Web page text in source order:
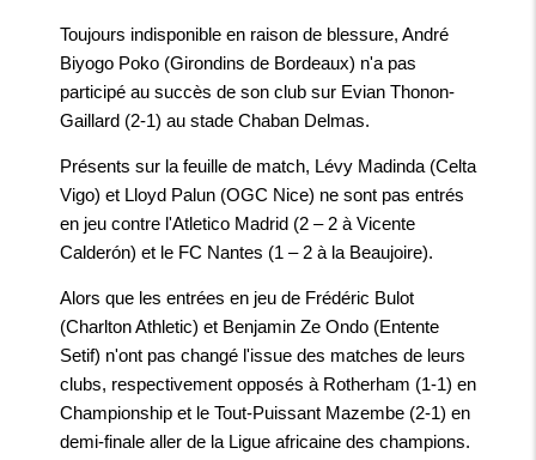
Toujours indisponible en raison de blessure, André
Biyogo Poko (Girondins de Bordeaux) n'a pas
participé au succès de son club sur Evian Thonon-
Gaillard (2-1) au stade Chaban Delmas.
Présents sur la feuille de match, Lévy Madinda (Celta
Vigo) et Lloyd Palun (OGC Nice) ne sont pas entrés
en jeu contre l'Atletico Madrid (2 – 2 à Vicente
Calderón) et le FC Nantes (1 – 2 à la Beaujoire).
Alors que les entrées en jeu de Frédéric Bulot
(Charlton Athletic) et Benjamin Ze Ondo (Entente
Setif) n'ont pas changé l'issue des matches de leurs
clubs, respectivement opposés à Rotherham (1-1) en
Championship et le Tout-Puissant Mazembe (2-1) en
demi-finale aller de la Ligue africaine des champions.